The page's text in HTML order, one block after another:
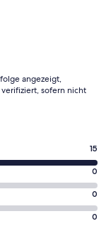
angezeigt,
sofern nicht
15
0
0
0